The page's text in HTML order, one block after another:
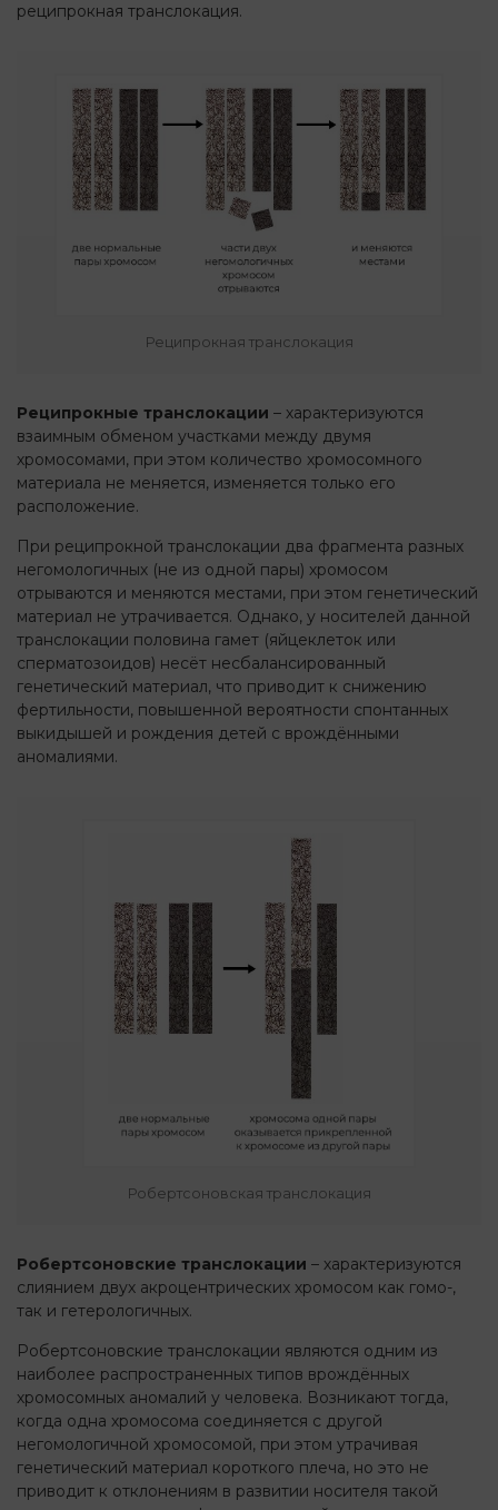
реципрокная транслокация.
Реципрокная транслокация
Реципрокные транслокации – характеризуются
взаимным обменом участками между двумя
хромосомами, при этом количество хромосомного
материала не меняется, изменяется только его
расположение.
При реципрокной транслокации два фрагмента разных
негомологичных (не из одной пары) хромосом
отрываются и меняются местами, при этом генетический
материал не утрачивается. Однако, у носителей данной
транслокации половина гамет (яйцеклеток или
сперматозоидов) несёт несбалансированный
генетический материал, что приводит к снижению
фертильности, повышенной вероятности спонтанных
выкидышей и рождения детей с врождёнными
аномалиями.
Робертсоновская транслокация
Робертсоновские транслокации – характеризуются
слиянием двух акроцентрических хромосом как гомо-,
так и гетерологичных.
Робертсоновские транслокации являются одним из
наиболее распространенных типов врождённых
хромосомных аномалий у человека. Возникают тогда,
когда одна хромосома соединяется с другой
негомологичной хромосомой, при этом утрачивая
генетический материал короткого плеча, но это не
приводит к отклонениям в развитии носителя такой